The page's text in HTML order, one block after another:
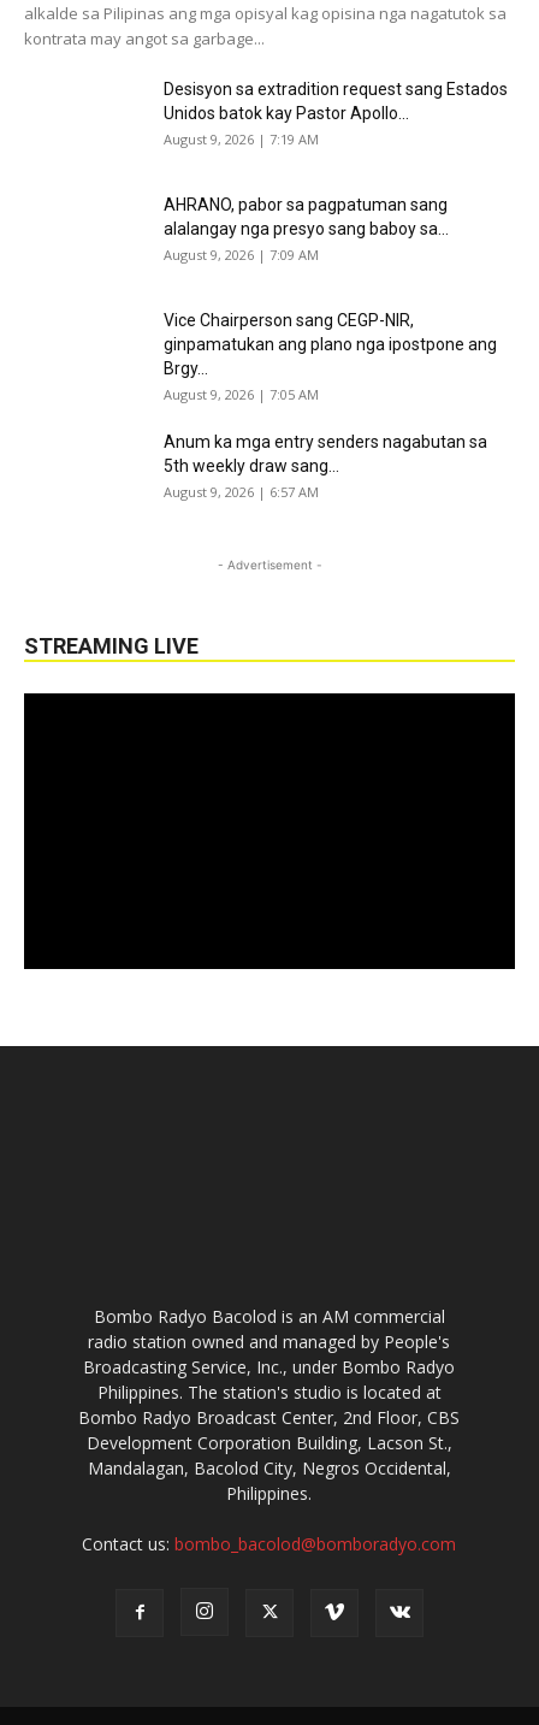
alkalde sa Pilipinas ang mga opisyal kag opisina nga nagatutok sa
kontrata may angot sa garbage...
Desisyon sa extradition request sang Estados
Unidos batok kay Pastor Apollo...
August 9, 2026 | 7:19 AM
AHRANO, pabor sa pagpatuman sang
alalangay nga presyo sang baboy sa...
August 9, 2026 | 7:09 AM
Vice Chairperson sang CEGP-NIR,
ginpamatukan ang plano nga ipostpone ang
Brgy...
August 9, 2026 | 7:05 AM
Anum ka mga entry senders nagabutan sa
5th weekly draw sang...
August 9, 2026 | 6:57 AM
- Advertisement -
STREAMING LIVE
Bombo Radyo Bacolod is an AM commercial
radio station owned and managed by People's
Broadcasting Service, Inc., under Bombo Radyo
Philippines. The station's studio is located at
Bombo Radyo Broadcast Center, 2nd Floor, CBS
Development Corporation Building, Lacson St.,
Mandalagan, Bacolod City, Negros Occidental,
Philippines.
Contact us:bombo_bacolod@bomboradyo.com